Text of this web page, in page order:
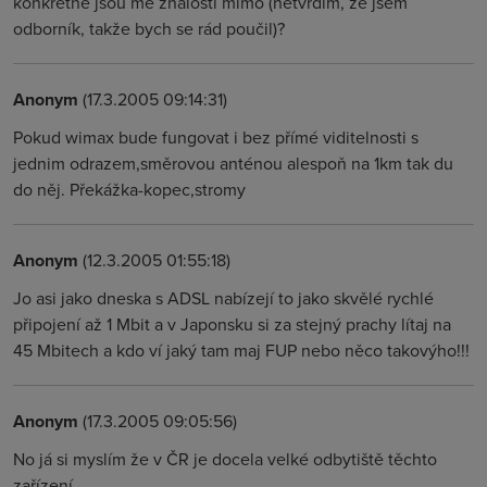
odborník, takže bych se rád poučil)?
Anonym (17.3.2005 09:14:31)
Pokud wimax bude fungovat i bez přímé viditelnosti s
jednim odrazem,směrovou anténou alespoň na 1km tak du
do něj. Překážka-kopec,stromy
Anonym (12.3.2005 01:55:18)
Jo asi jako dneska s ADSL nabízejí to jako skvělé rychlé
připojení až 1 Mbit a v Japonsku si za stejný prachy lítaj na
45 Mbitech a kdo ví jaký tam maj FUP nebo něco takovýho!!!
Anonym (17.3.2005 09:05:56)
No já si myslím že v ČR je docela velké odbytiště těchto